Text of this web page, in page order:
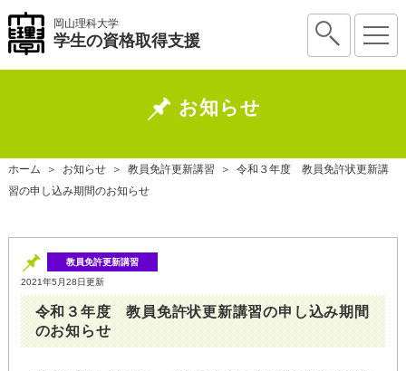
岡山理科大学
学生の資格取得支援
お知らせ
ホーム ＞ お知らせ ＞ 教員免許更新講習 ＞
令和３年度 教員免許状更新講
習の申し込み期間のお知らせ
教員免許更新講習
2021年5月28日更新
令和３年度 教員免許状更新講習の申し込み期間
のお知らせ